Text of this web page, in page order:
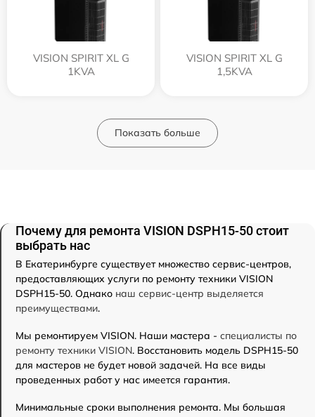
VISION SPIRIT XL G
1KVA
VISION SPIRIT XL G
1,5KVA
Показать больше
Почему для ремонта VISION DSPH15-50 стоит
выбрать нас
В Екатеринбурге существует множество сервис-центров,
предоставляющих услуги по ремонту техники VISION
DSPH15-50. Однако наш сервис-центр выделяется
преимуществами.
Мы ремонтируем VISION. Наши мастера - специалисты по
ремонту техники VISION. Восстановить модель DSPH15-50
для мастеров не будет новой задачей. На все виды
проведенных работ у нас имеется гарантия.
Минимальные сроки выполнения ремонта. Мы большая